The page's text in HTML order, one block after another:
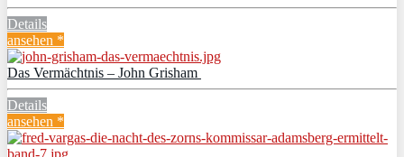
Details
ansehen *
Das Vermächtnis – John Grisham
Details
ansehen *